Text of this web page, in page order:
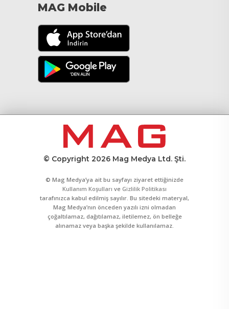
MAG Mobile
© Copyright 2026 Mag Medya Ltd. Şti.
© Mag Medya’ya ait bu sayfayı ziyaret ettiğinizde
Kullanım Koşulları ve Gizlilik Politikası
tarafınızca kabul edilmiş sayılır. Bu sitedeki materyal,
Mag Medya’nın önceden yazılı izni olmadan
çoğaltılamaz, dağıtılamaz, iletilemez, ön belleğe
alınamaz veya başka şekilde kullanılamaz.